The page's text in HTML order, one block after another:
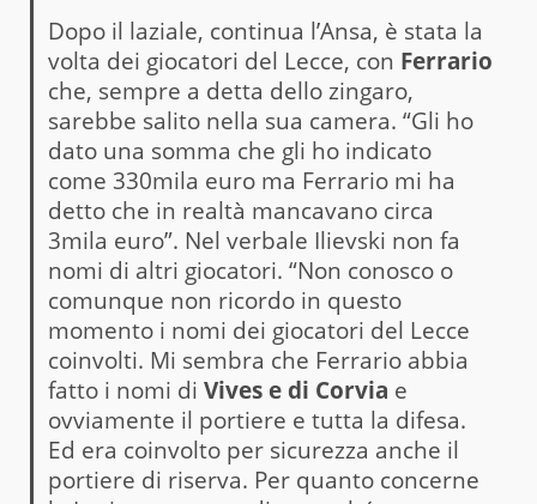
Dopo il laziale, continua l’Ansa, è stata la
volta dei giocatori del Lecce, con Ferrario
che, sempre a detta dello zingaro,
sarebbe salito nella sua camera. “Gli ho
dato una somma che gli ho indicato
come 330mila euro ma Ferrario mi ha
detto che in realtà mancavano circa
3mila euro”. Nel verbale Ilievski non fa
nomi di altri giocatori. “Non conosco o
comunque non ricordo in questo
momento i nomi dei giocatori del Lecce
coinvolti. Mi sembra che Ferrario abbia
fatto i nomi di Vives e di Corvia e
ovviamente il portiere e tutta la difesa.
Ed era coinvolto per sicurezza anche il
portiere di riserva. Per quanto concerne